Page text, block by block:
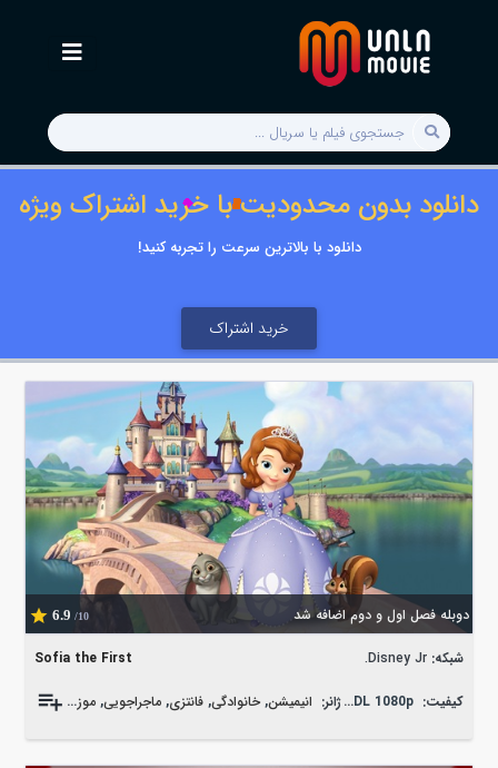
دانلود بدون محدودیت با خرید اشتراک ویژه
دانلود با بالاترین سرعت را تجربه کنید!
خرید اشتراک
دوبله فصل اول و دوم اضافه شد 6.9 /10
Sofia the First شبکه: Disney Jr.
کیفیت: WEB-DL 1080p ژانر: انیمیشن, خانوادگی, فانتزی, ماجراجویی, موزیکال ,کمدی